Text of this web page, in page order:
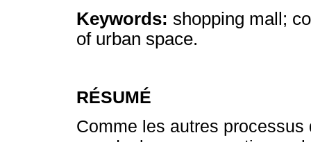
Keywords: shopping mall;
of urban space.
RÉSUMÉ
Comme les autres